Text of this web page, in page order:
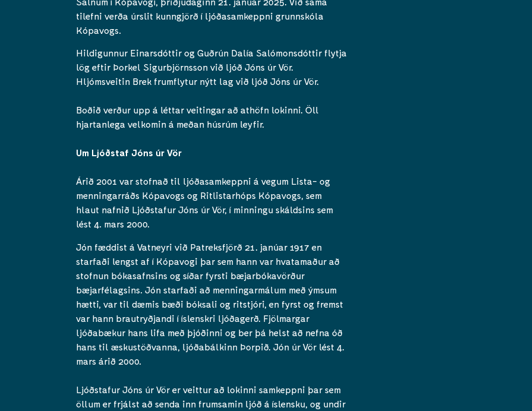
tilefni verða úrslit kunngjörð í ljóðasamkeppni grunnskóla
Kópavogs.
Hildigunnur Einarsdóttir og Guðrún Dalía Salómonsdóttir flytja
lög eftir Þorkel Sigurbjörnsson við ljóð Jóns úr Vör.
Hljómsveitin Brek frumflytur nýtt lag við ljóð Jóns úr Vör.
Boðið verður upp á léttar veitingar að athöfn lokinni. Öll
hjartanlega velkomin á meðan húsrúm leyfir.
Um Ljóðstaf Jóns úr Vör
Árið 2001 var stofnað til ljóðasamkeppni á vegum Lista- og
menningarráðs Kópavogs og Ritlistarhóps Kópavogs, sem
hlaut nafnið Ljóðstafur Jóns úr Vör, í minningu skáldsins sem
lést 4. mars 2000.
Jón fæddist á Vatneyri við Patreksfjörð 21. janúar 1917 en
starfaði lengst af í Kópavogi þar sem hann var hvatamaður að
stofnun bókasafnsins og síðar fyrsti bæjarbókavörður
bæjarfélagsins. Jón starfaði að menningarmálum með ýmsum
hætti, var til dæmis bæði bóksali og ritstjóri, en fyrst og fremst
var hann brautryðjandi í íslenskri ljóðagerð. Fjölmargar
ljóðabækur hans lifa með þjóðinni og ber þá helst að nefna óð
hans til æskustöðvanna, ljóðabálkinn Þorpið. Jón úr Vör lést 4.
mars árið 2000.
Ljóðstafur Jóns úr Vör er veittur að lokinni samkeppni þar sem
öllum er frjálst að senda inn frumsamin ljóð á íslensku, og undir